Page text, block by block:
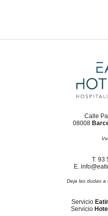
Calle
08008
T. 93
E.
Deja las dudas a
Servicio
Servicio